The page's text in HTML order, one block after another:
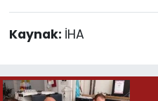
Kaynak: İHA